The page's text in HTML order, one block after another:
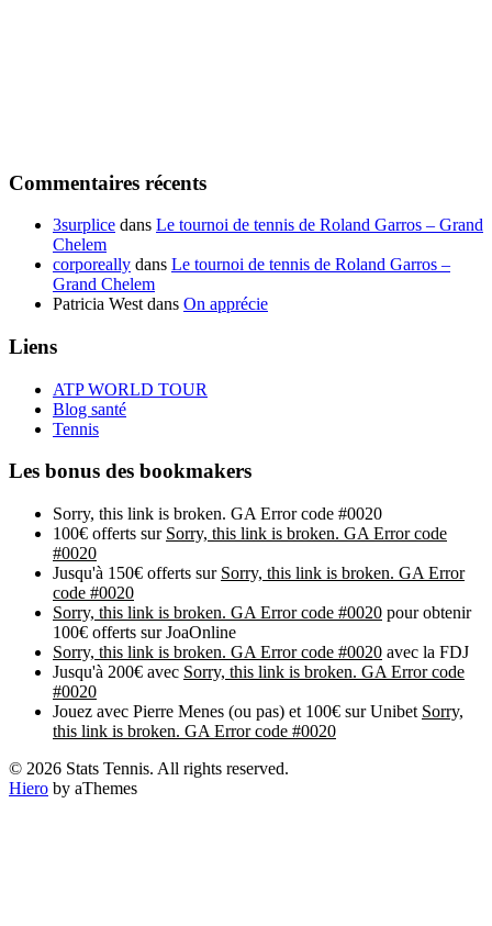
Commentaires récents
3surplice dans Le tournoi de tennis de Roland Garros – Grand
Chelem
corporeally dans Le tournoi de tennis de Roland Garros –
Grand Chelem
Patricia West dans On apprécie
Liens
ATP WORLD TOUR
Blog santé
Tennis
Les bonus des bookmakers
Sorry, this link is broken. GA Error code #0020
100€ offerts sur Sorry, this link is broken. GA Error code
#0020
Jusqu'à 150€ offerts sur Sorry, this link is broken. GA Error
code #0020
Sorry, this link is broken. GA Error code #0020 pour obtenir
100€ offerts sur JoaOnline
Sorry, this link is broken. GA Error code #0020 avec la FDJ
Jusqu'à 200€ avec Sorry, this link is broken. GA Error code
#0020
Jouez avec Pierre Menes (ou pas) et 100€ sur Unibet Sorry,
this link is broken. GA Error code #0020
© 2026 Stats Tennis. All rights reserved.
Hiero by aThemes